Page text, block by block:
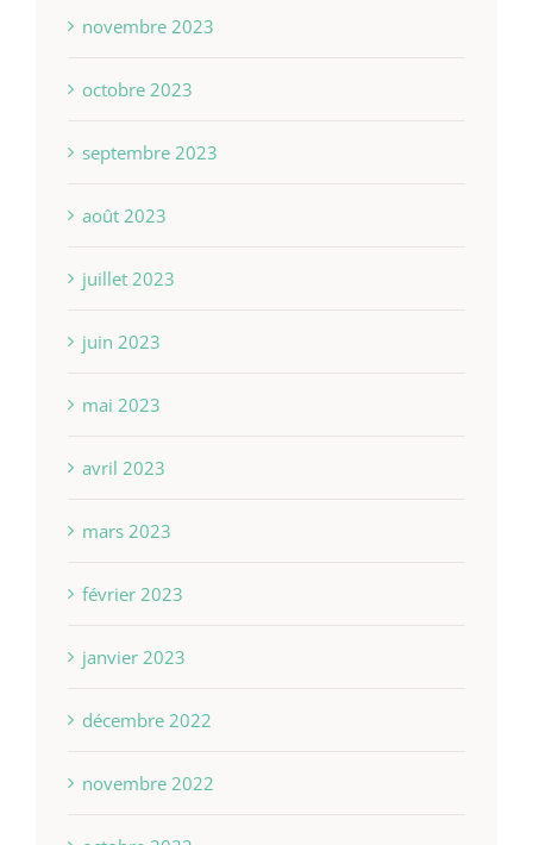
novembre 2023
octobre 2023
septembre 2023
août 2023
juillet 2023
juin 2023
mai 2023
avril 2023
mars 2023
février 2023
janvier 2023
décembre 2022
novembre 2022